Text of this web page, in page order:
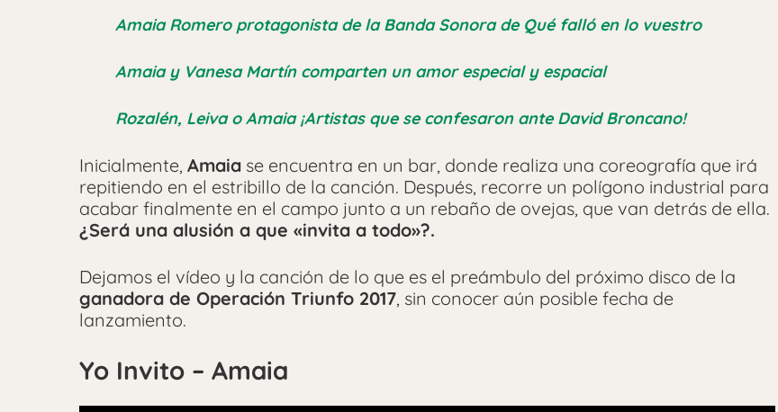
Amaia Romero protagonista de la Banda Sonora de Qué falló en lo vuestro
Amaia y Vanesa Martín comparten un amor especial y espacial
Rozalén, Leiva o Amaia ¡Artistas que se confesaron ante David Broncano!
Inicialmente, Amaia se encuentra en un bar, donde realiza una coreografía que irá
repitiendo en el estribillo de la canción. Después, recorre un polígono industrial para
acabar finalmente en el campo junto a un rebaño de ovejas, que van detrás de ella.
¿Será una alusión a que «invita a todo»?.
Dejamos el vídeo y la canción de lo que es el preámbulo del próximo disco de la
ganadora de Operación Triunfo 2017, sin conocer aún posible fecha de
lanzamiento.
Yo Invito – Amaia